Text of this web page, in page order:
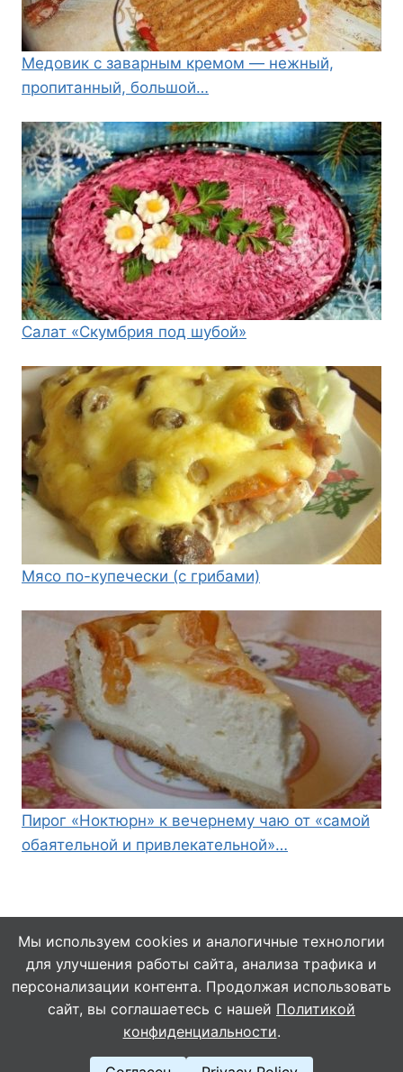
Медовик с заварным кремом — нежный,
пропитанный, большой…
Салат «Скумбрия под шубой»
Мясо по-купечески (с грибами)
Пирог «Ноктюрн» к вечернему чаю от «самой
обаятельной и привлекательной»…
© 2026 Кулинарушка - Вкусные Рецепты
Мы используем cookies и аналогичные технологии
для улучшения работы сайта, анализа трафика и
персонализации контента. Продолжая использовать
сайт, вы соглашаетесь с нашей Политикой
конфиденциальности.